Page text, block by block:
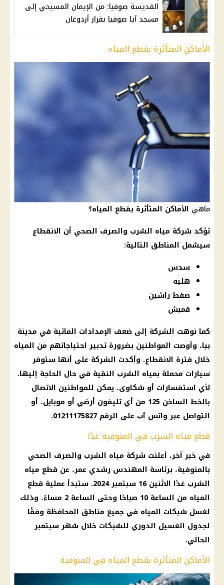
القديسة صوفيا: من الإيمان المسيحي إلى
مسجد آيا صوفيا بقرار أردوغان
الأماكن المتأثرة بقطع المياه
ماهي الأماكن المتأثرة بقطع المياه؟
تؤكد شركة مياه الشرب والصرف الصحي أن الانقطاع
سيشمل المناطق التالية:
سدس
هليه
صفط راشين
قمبش
كما نوهت الشركة إلى ضعف الإمدادات المائية في مدينة
ببا، وأوصت المواطنين بضرورة تدبير احتياجاتهم من المياه
خلال فترة الانقطاع. وأكدت الشركة على أنها ستوفر
سيارات محملة بمياه الشرب النقية في حال الحاجة إليها.
لأي استفسارات أو شكاوى، يمكن للمواطنين الاتصال
بالخط الساخن 125 من أي تليفون أرضي أو موبايل، أو
التواصل عبر واتس آب على الرقم 01211175827.
قطع مياه الشرب في المنوفية غدًا
في خبر آخر، أعلنت شركة مياه الشرب والصرف الصحي
بالمنوفية، برئاسة المهندس رشدي عمر، عن قطع مياه
الشرب غدًا الاثنين 16 سبتمبر 2024. ستبدأ عملية قطع
المياه من الساعة 10 صباحًا وحتى الساعة 2 مساءً، وذلك
لغسل شبكات المياه في جميع مناطق المحافظة وفقًا
لجدول الغسيل الدوري للشبكات خلال شهر سبتمبر
الحالي.
الأماكن المتأثرة بقطع المياه في المنوفية